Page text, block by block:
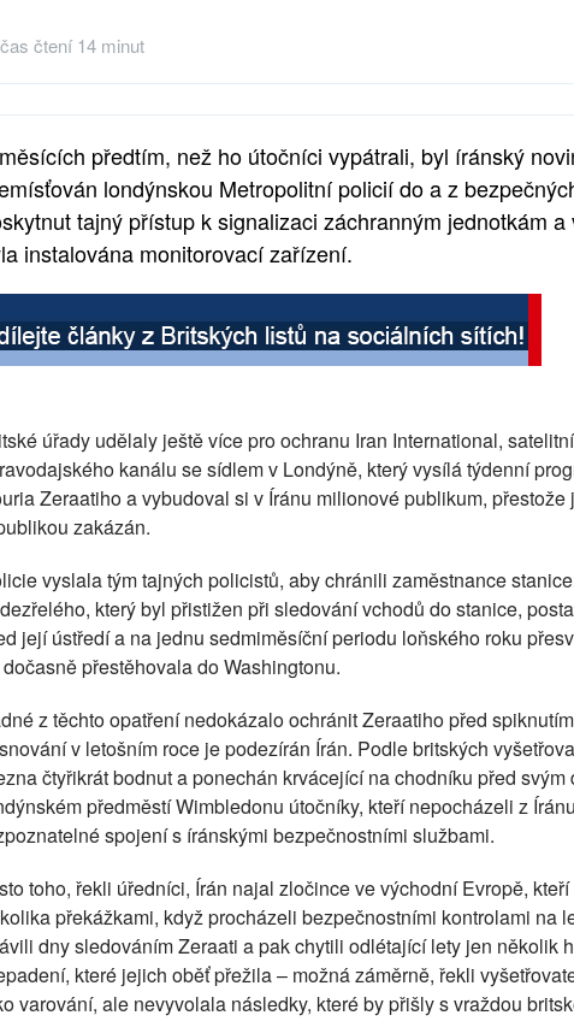
čas čtení 14 minut
předtím, než ho útočníci vypátrali, byl íránský
londýnskou Metropolitní policií do a z
tajný přístup k signalizaci záchranným jednotkám a
instalována monitorovací zařízení.
úřady udělaly ještě více pro ochranu Iran International,
kanálu se sídlem v Londýně, který vysílá týdenní
Zeraatiho a vybudoval si v Íránu milionové publikum, přestože
zakázán.
vyslala tým tajných policistů, aby chránili zaměstnance
který byl přistižen při sledování vchodů do stanice,
její ústředí a na jednu sedmiměsíční periodu loňského roku
přestěhovala do Washingtonu.
z těchto opatření nedokázalo ochránit Zeraatiho před
v letošním roce je podezírán Írán. Podle britských
čtyřikrát bodnut a ponechán krvácející na chodníku před svým
předměstí Wimbledonu útočníky, kteří nepocházeli z
spojení s íránskými bezpečnostními službami.
toho, řekli úředníci, Írán najal zločince ve východní Evropě,
překážkami, když procházeli bezpečnostními kontrolami na
dny sledováním Zeraati a pak chytili odlétající lety jen několik
které jejich oběť přežila – možná záměrně, řekli
varování, ale nevyvolala následky, které by přišly s vraždou